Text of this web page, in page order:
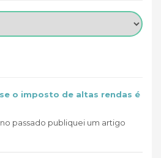
o imposto de altas rendas é
passado publiquei um artigo